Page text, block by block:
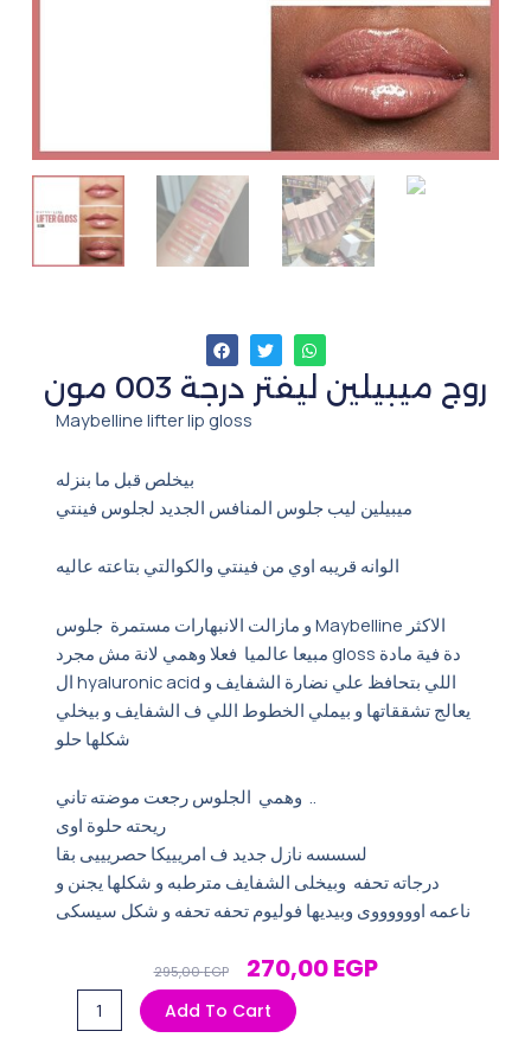
روج ميبيلين ليفتر درجة 003 مون
Maybelline lifter lip gloss
بيخلص قبل ما بنزله
ميبيلين ليب جلوس المنافس الجديد لجلوس فينتي
الوانه قريبه اوي من فينتي والكوالتي بتاعته عاليه
و مازالت الانبهارات مستمرة جلوس Maybelline الاكثر
مبيعا عالميا فعلا وهمي لانة مش مجرد gloss دة فية مادة
ال hyaluronic acid اللي بتحافظ علي نضارة الشفايف و
يعالج تشققاتها و بيملي الخطوط اللي ف الشفايف و بيخلي
شكلها حلو
وهمي الجلوس رجعت موضته تاني ..
ريحته حلوة اوی
لسسسه نازل جدید ف امریییکا حصریییی بقا
درجاته تحفه وبیخلی الشفایف مترطبه و شكلها یجنن و
ناعمه اووووووى وبیدیها فولیوم تحفه تحفه و شكل سيسكى
295,00EGP Original
Price
Was:
270,00EGPCurrent
ميبيلين
Add To Cart